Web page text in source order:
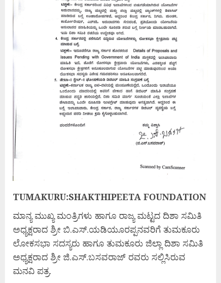
TUMAKURU:SHAKTHIPEETA FOUNDATION
ಮಾನ್ಯ ಮುಖ್ಯ ಮಂತ್ರಿಗಳು ಹಾಗೂ ರಾಜ್ಯ ಮಟ್ಟದ ದಿಶಾ ಸಮಿತಿ
ಅಧ್ಯಕ್ಷರಾದ ಶ್ರೀ ಬಿ.ಎಸ್.ಯಡಿಯೂರಪ್ಪನವರಿಗೆ ತುಮಕೂರು
ಲೋಕಸಭಾ ಸದಸ್ಯರು ಹಾಗೂ ತುಮಕೂರು ಜಿಲ್ಲಾ ದಿಶಾ ಸಮಿತಿ
ಅಧ್ಯಕ್ಷರಾದ ಶ್ರೀ ಜಿ.ಎಸ್.ಬಸವರಾಜ್ ರವರು ಸಲ್ಲಿಸಿರುವ
ಮನವಿ ಪತ್ರ.